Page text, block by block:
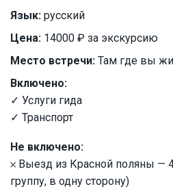
Язык: русский
Цена: 14000 ₽ за экскурсию
Место встречи: Там где вы
Включено:
✓ Услуги гида
✓ Транспорт
Не включено:
𐄂 Выезд из Красной поляны —
группу, в одну сторону)